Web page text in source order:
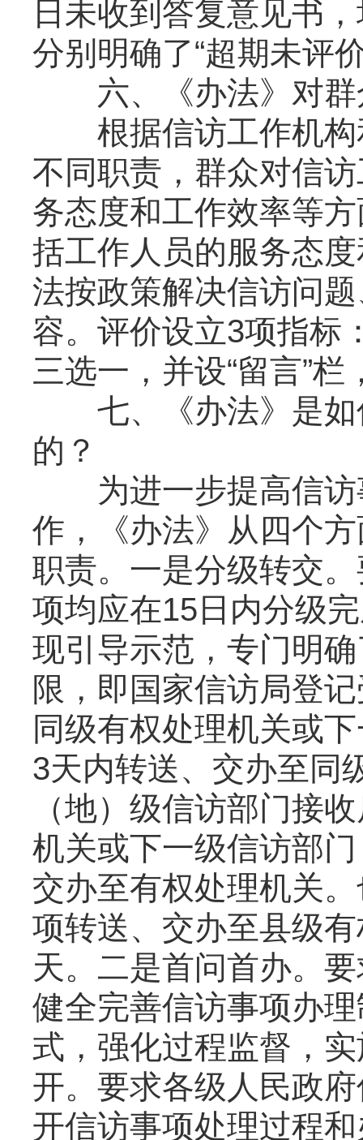
日未收到答复意见书
分别明确了“超期未评
六、《办法》对群
根据信访工作机构
不同职责，群众对信
务态度和工作效率等
括工作人员的服务态
法按政策解决信访问
容。评价设立3项指标
三选一，并设“留言”
七、《办法》是如
的？
为进一步提高信访
作，《办法》从四个
职责。一是分级转交
项均应在15日内分级
现引导示范，专门明
限，即国家信访局登
同级有权处理机关或
3天内转送、交办至同
（地）级信访部门接
机关或下一级信访部
交办至有权处理机关
项转送、交办至县级
天。二是首问首办。
健全完善信访事项办
式，强化过程监督，
开。要求各级人民政
开信访事项处理过程